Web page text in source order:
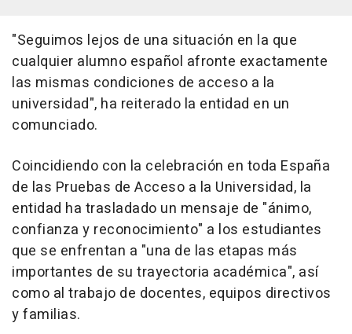
"Seguimos lejos de una situación en la que
cualquier alumno español afronte exactamente
las mismas condiciones de acceso a la
universidad", ha reiterado la entidad en un
comunciado.
Coincidiendo con la celebración en toda España
de las Pruebas de Acceso a la Universidad, la
entidad ha trasladado un mensaje de "ánimo,
confianza y reconocimiento" a los estudiantes
que se enfrentan a "una de las etapas más
importantes de su trayectoria académica", así
como al trabajo de docentes, equipos directivos
y familias.